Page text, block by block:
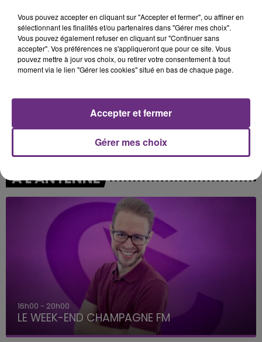
MYLES SMITH
Nice To Meet You
TEMPER CITY
A L'ANTENNE
16h00 - 20h00
LE WEEK-END CHAMPAGNE FM
Vous pouvez accepter en cliquant sur "Accepter et fermer", ou affiner en
sélectionnant les finalités et/ou partenaires dans "Gérer mes choix".
Vous pouvez également refuser en cliquant sur "Continuer sans
accepter". Vos préférences ne s'appliqueront que pour ce site. Vous
pouvez mettre à jour vos choix, ou retirer votre consentement à tout
moment via le lien "Gérer les cookies" situé en bas de chaque page.
Gérer mes choix
Accepter et fermer